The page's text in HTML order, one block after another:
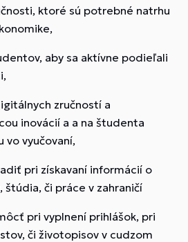
ktoré sú potrebné natrhu
aby sa aktívne podieľali
zručností a
inovácií a a na študenta
vo vyučovaní,
pri získavaní informácií o
či práce v zahraničí
pri vyplnení prihlášok, pri
či životopisov v cudzom